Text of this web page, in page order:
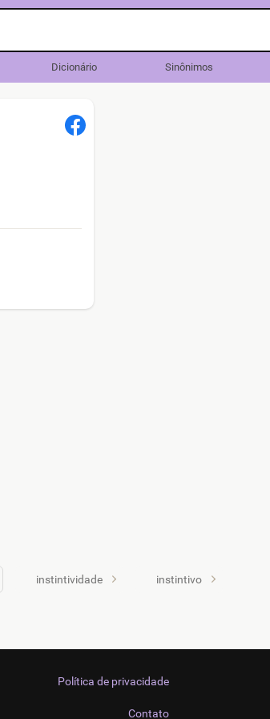
Dicionário Sinônimos
instintividade instintivo
Política de privacidade
Contato